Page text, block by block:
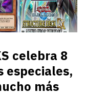
celebra 8
especiales,
más